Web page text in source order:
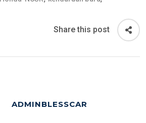
Share this post
ADMINBLESSCAR